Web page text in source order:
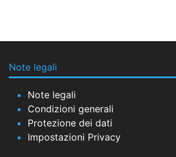
Note legali
Note legali
Condizioni generali
Protezione dei dati
Impostazioni Privacy